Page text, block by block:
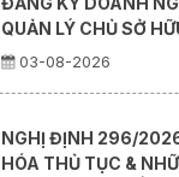
QUẢN LÝ CHỦ SỞ
03-08-2026
NGHỊ ĐỊNH 296/
HÓA THỦ TỤC &